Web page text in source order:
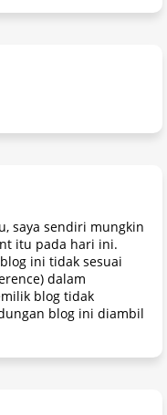
saya sendiri mungkin
itu pada hari ini.
ini tidak sesuai
dalam
blog tidak
blog ini diambil